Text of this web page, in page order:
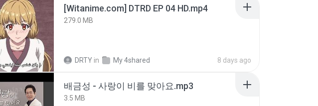
[Witanime.com] DTRD EP 04 HD.mp4
279.0 MB
DRTY in My 4shared 8 days ago
배금성 - 사랑이 비를 맞아요.mp3
3.5 MB